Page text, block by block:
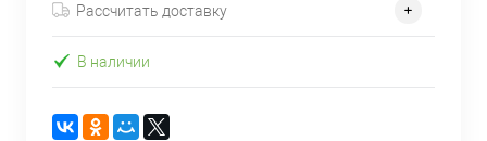
Рассчитать доставку
В наличии